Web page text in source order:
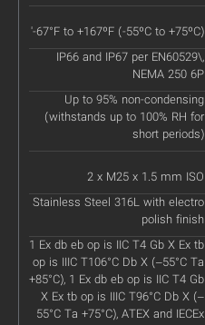
'-67°F to +167ºF (-55ºC to +75ºC)
IP66 and IP67 per EN60529\,
NEMA 250 6P
Up to 95% non-condensing
(withstands up to 100% RH for
short periods)
2 x M25 x 1.5 mm ISO
Stainless Steel 316L with electro
polish finish
1 Ex db eb op is IIC T4 Gb X Ex tb
op is IIIC T106°C Db X (–55°C Ta
+85°C), 1 Ex db eb op is IIC T4 Gb
X Ex tb op is IIIC T96°C Db X (–
55°C Ta +75°C), ATEX and IECEx